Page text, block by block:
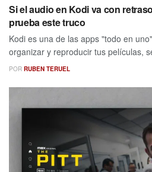
Si el audio en Kodi va con
prueba este truco
Kodi es una de las apps "todo en
organizar y reproducir tus películas,
POR RUBEN TERUEL